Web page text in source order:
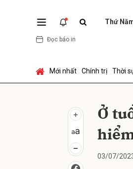
Thứ
Đọc báo in
Mới nhất Chính trị Thời
Ở
03/07/